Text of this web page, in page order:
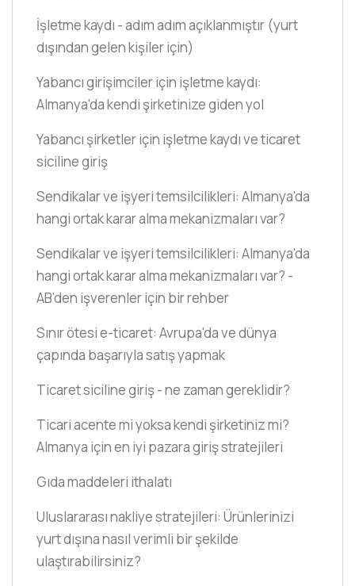
İşletme kaydı - adım adım açıklanmıştır (yurt
dışından gelen kişiler için)
Yabancı girişimciler için işletme kaydı:
Almanya'da kendi şirketinize giden yol
Yabancı şirketler için işletme kaydı ve ticaret
siciline giriş
Sendikalar ve işyeri temsilcilikleri: Almanya'da
hangi ortak karar alma mekanizmaları var?
Sendikalar ve işyeri temsilcilikleri: Almanya'da
hangi ortak karar alma mekanizmaları var? -
AB'den işverenler için bir rehber
Sınır ötesi e-ticaret: Avrupa'da ve dünya
çapında başarıyla satış yapmak
Ticaret siciline giriş - ne zaman gereklidir?
Ticari acente mi yoksa kendi şirketiniz mi?
Almanya için en iyi pazara giriş stratejileri
Gıda maddeleri ithalatı
Uluslararası nakliye stratejileri: Ürünlerinizi
yurt dışına nasıl verimli bir şekilde
ulaştırabilirsiniz?